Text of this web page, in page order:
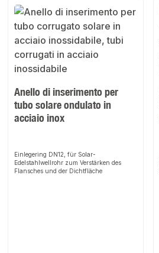
Anello di inserimento per
tubo solare ondulato in
acciaio inox
Einlegering DN12, für Solar-
Edelstahlwellrohr zum Verstärken des
Flansches und der Dichtfläche